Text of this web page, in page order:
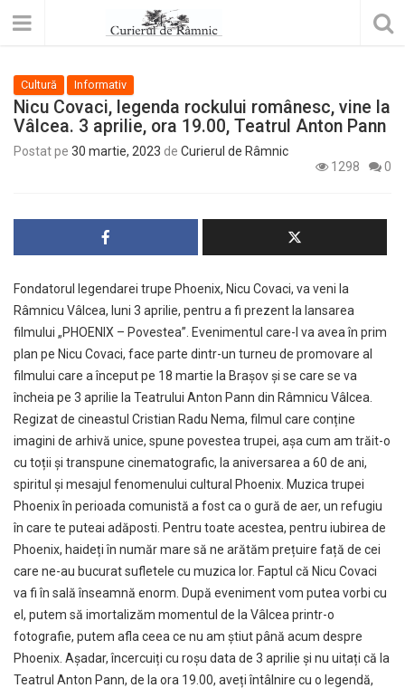
Cultură Informativ
Nicu Covaci, legenda rockului românesc, vine la
Vâlcea. 3 aprilie, ora 19.00, Teatrul Anton Pann
Postat pe 30 martie, 2023 de Curierul de Râmnic
1298
0
Fondatorul legendarei trupe Phoenix, Nicu Covaci, va veni la
Râmnicu Vâlcea, luni 3 aprilie, pentru a fi prezent la lansarea
filmului „PHOENIX – Povestea”. Evenimentul care-l va avea în prim
plan pe Nicu Covaci, face parte dintr-un turneu de promovare al
filmului care a început pe 18 martie la Brașov și se care se va
încheia pe 3 aprilie la Teatrului Anton Pann din Râmnicu Vâlcea.
Regizat de cineastul Cristian Radu Nema, filmul care conține
imagini de arhivă unice, spune povestea trupei, așa cum am trăit-o
cu toții și transpune cinematografic, la aniversarea a 60 de ani,
spiritul și mesajul fenomenului cultural Phoenix. Muzica trupei
Phoenix în perioada comunistă a fost ca o gură de aer, un refugiu
în care te puteai adăposti. Pentru toate acestea, pentru iubirea de
Phoenix, haideți în număr mare să ne arătăm prețuire față de cei
care ne-au bucurat sufletele cu muzica lor. Faptul că Nicu Covaci
va fi în sală înseamnă enorm. După eveniment vom putea vorbi cu
el, putem să imortalizăm momentul de la Vâlcea printr-o
fotografie, putem afla ceea ce nu am știut până acum despre
Phoenix. Așadar, încercuiți cu roșu data de 3 aprilie și nu uitați că la
Teatrul Anton Pann, de la ora 19.00, aveți întâlnire cu o legendă,